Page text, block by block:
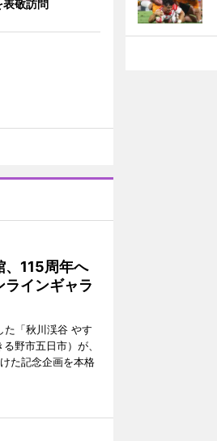
敬訪問
、115周年へ
インギャラ
た「秋川渓谷 やす
野市五日市）が、
た記念企画を本格